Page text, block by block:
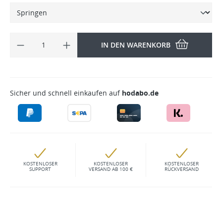
IN DEN WARENKORB
Sicher und schnell einkaufen auf hodabo.de
KOSTENLOSER
SUPPORT
KOSTENLOSER
VERSAND AB 100 €
KOSTENLOSER
RÜCKVERSAND